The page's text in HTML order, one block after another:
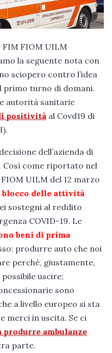
FIM FIOM UILM
la seguente nota con
sciopero contro l’idea
primo turno di domani.
autorità sanitarie
positività al Covd19 di
dell’azienda di
come riportato nel
UILM del 12 marzo
blocco delle attività
sostegni al reddito
COVID-19. Le
beni di prima
produrre auto che noi
perché, giustamente,
uscire;
sono
a livello europeo si sta
merci in uscita. Se ci
produrre ambulanze
parte.